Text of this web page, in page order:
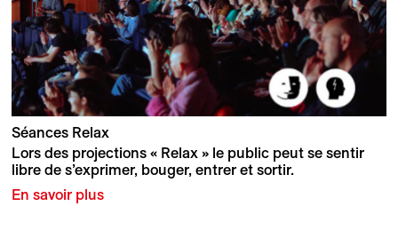
Séances Relax
Lors des projections « Relax » le public peut se sentir
libre de s’exprimer, bouger, entrer et sortir.
En savoir plus